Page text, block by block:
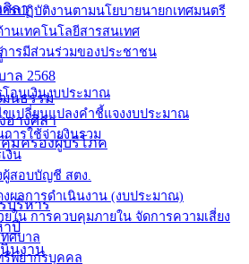
ารปฏิบัติงานตามนโยบายนายกเทศมนตรี
นเทคโนโลยีสารสนเทศ
การมีส่วนร่วมของประชาชน
โอนเงินงบประมาณ
ขเปลี่ยนแปลงคำชี้แจงงบประมาณ
การใช้จ่ายงินรวม
งิน
สอบบัญชี สตง.
ผลการดำเนินงาน (งบประมาณ)
ยใน การควบคุมภายใน จัดการความเสี่ยง
ศบาล
รัพยากรบุคคล
ศิลา
าล 2568
นธรรม
อ่างศิลา
มครองผู้บริโภค
บริหาร
ปี
นงาน